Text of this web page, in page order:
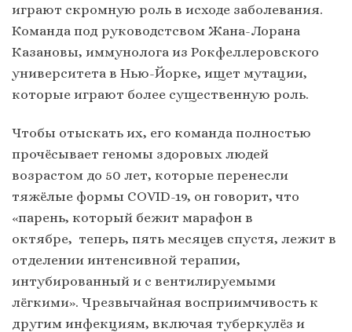
играют скромную роль в исходе заболевания.
Команда под руководстсвом Жана-Лорана
Казановы, иммунолога из Рокфеллеровского
университета в Нью-Йорке, ищет мутации,
которые играют более существенную роль.
Чтобы отыскать их, его команда полностью
прочёсывает геномы здоровых людей
возрастом до 50 лет, которые перенесли
тяжёлые формы COVID-19, он говорит, что
«парень, который бежит марафон в
октябре, теперь, пять месяцев спустя, лежит в
отделении интенсивной терапии,
интубированный и с вентилируемыми
лёгкими». Чрезвычайная восприимчивость к
другим инфекциям, включая туберкулёз и